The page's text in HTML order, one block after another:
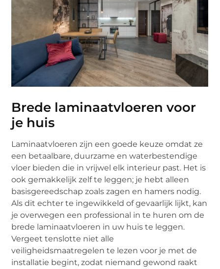
Brede laminaatvloeren voor
je huis
Laminaatvloeren zijn een goede keuze omdat ze
een betaalbare, duurzame en waterbestendige
vloer bieden die in vrijwel elk interieur past. Het is
ook gemakkelijk zelf te leggen; je hebt alleen
basisgereedschap zoals zagen en hamers nodig.
Als dit echter te ingewikkeld of gevaarlijk lijkt, kan
je overwegen een professional in te huren om de
brede laminaatvloeren in uw huis te leggen.
Vergeet tenslotte niet alle
veiligheidsmaatregelen te lezen voor je met de
installatie begint, zodat niemand gewond raakt